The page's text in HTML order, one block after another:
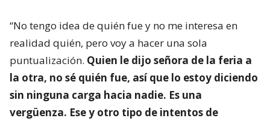
“No tengo idea de quién fue y no me interesa en
realidad quién, pero voy a hacer una sola
puntualización. Quien le dijo señora de la feria a
la otra, no sé quién fue, así que lo estoy diciendo
sin ninguna carga hacia nadie. Es una
vergüenza. Ese y otro tipo de intentos de